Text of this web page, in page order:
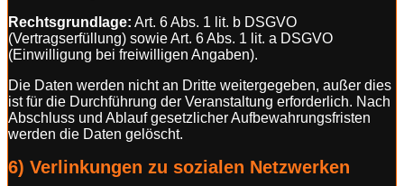
Rechtsgrundlage: Art. 6 Abs. 1 lit. b DSGVO
(Vertragserfüllung) sowie Art. 6 Abs. 1 lit. a DSGVO
(Einwilligung bei freiwilligen Angaben).
Die Daten werden nicht an Dritte weitergegeben, außer dies
ist für die Durchführung der Veranstaltung erforderlich. Nach
Abschluss und Ablauf gesetzlicher Aufbewahrungsfristen
werden die Daten gelöscht.
6) Verlinkungen zu sozialen Netzwerken